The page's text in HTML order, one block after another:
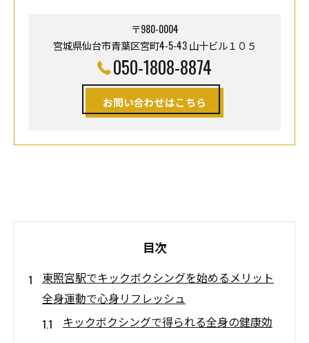
〒980-0004
宮城県仙台市青葉区宮町4-5-43 山十ビル１０５
050-1808-8874
お問い合わせはこちら
目次
東照宮駅でキックボクシングを始めるメリット
全身運動で心身リフレッシュ
キックボクシングで得られる全身の健康効